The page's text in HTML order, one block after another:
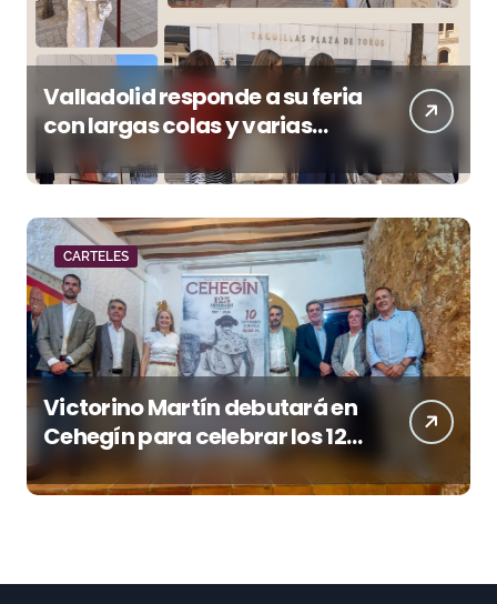
Valladolid responde a su feria
con largas colas y varias
CARTELES
Victorino Martín debutará en
Cehegín para celebrar los 125
años de su plaza